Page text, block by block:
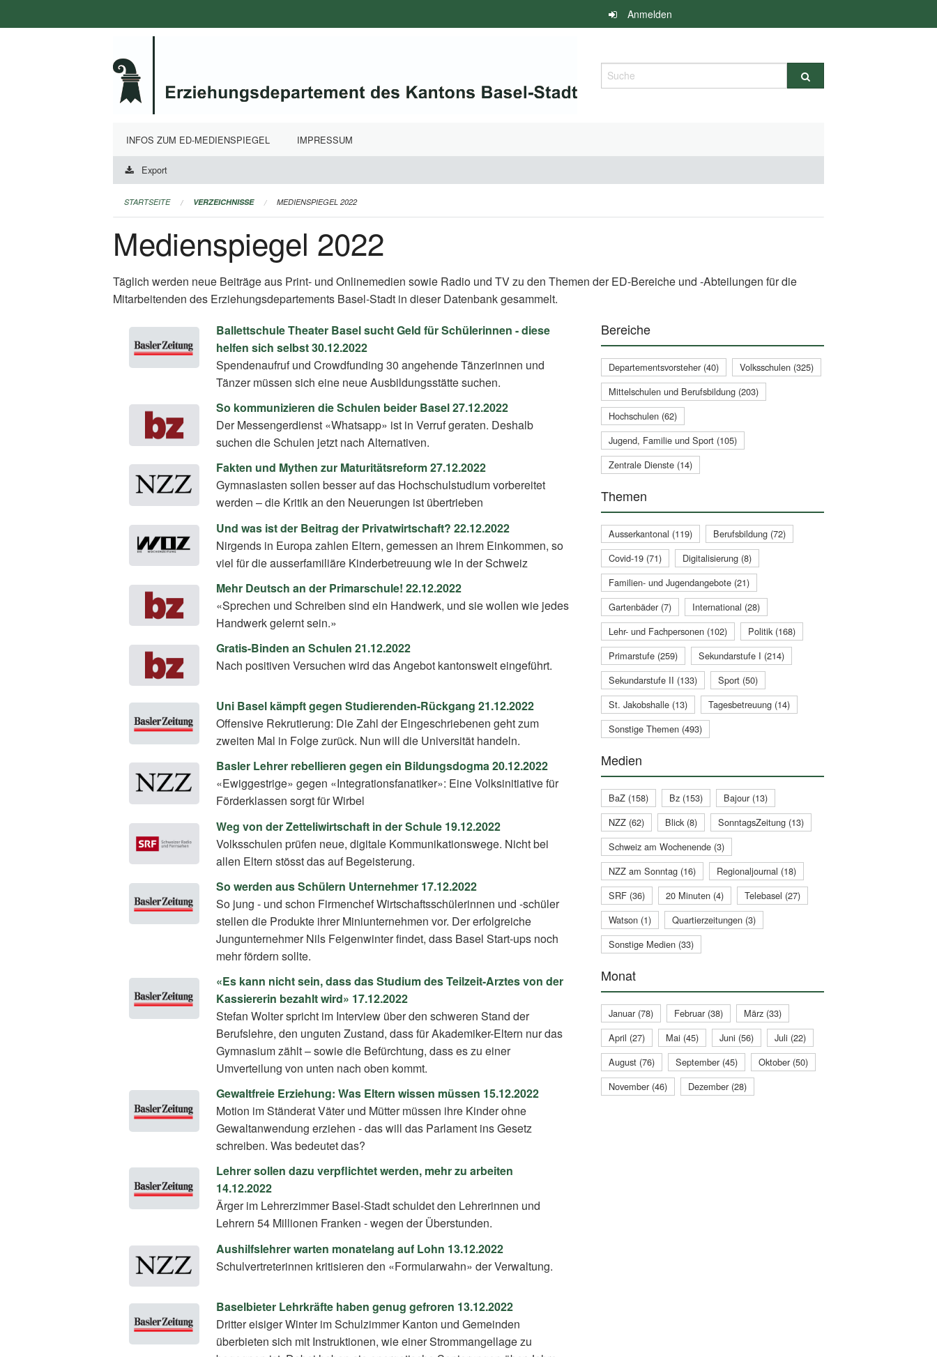
überspringen
Anmelden
Suche
INFOS ZUM ED-MEDIENSPIEGEL IMPRESSUM
Export
STARTSEITE VERZEICHNISSE MEDIENSPIEGEL 2022
Medienspiegel 2022
Täglich werden neue Beiträge aus Print- und Onlinemedien sowie Radio und TV zu den Themen der ED-Bereiche und -Abteilungen für die
Mitarbeitenden des Erziehungsdepartements Basel-Stadt in dieser Datenbank gesammelt.
Ballettschule Theater Basel sucht Geld für Schülerinnen - diese
helfen sich selbst 30.12.2022
Spendenaufruf und Crowdfunding 30 angehende Tänzerinnen und
Tänzer müssen sich eine neue Ausbildungsstätte suchen.
So kommunizieren die Schulen beider Basel 27.12.2022
Der Messengerdienst «Whatsapp» ist in Verruf geraten. Deshalb
suchen die Schulen jetzt nach Alternativen.
Fakten und Mythen zur Maturitätsreform 27.12.2022
Gymnasiasten sollen besser auf das Hochschulstudium vorbereitet
werden – die Kritik an den Neuerungen ist übertrieben
Und was ist der Beitrag der Privatwirtschaft? 22.12.2022
Nirgends in Europa zahlen Eltern, gemessen an ihrem Einkommen, so
viel für die ausserfamiliäre Kinderbetreuung wie in der Schweiz
Mehr Deutsch an der Primarschule! 22.12.2022
«Sprechen und Schreiben sind ein Handwerk, und sie wollen wie jedes
Handwerk gelernt sein.»
Gratis-Binden an Schulen 21.12.2022
Nach positiven Versuchen wird das Angebot kantonsweit eingeführt.
Uni Basel kämpft gegen Studierenden-Rückgang 21.12.2022
Offensive Rekrutierung: Die Zahl der Eingeschriebenen geht zum
zweiten Mal in Folge zurück. Nun will die Universität handeln.
Basler Lehrer rebellieren gegen ein Bildungsdogma 20.12.2022
«Ewiggestrige» gegen «Integrationsfanatiker»: Eine Volksinitiative für
Förderklassen sorgt für Wirbel
Weg von der Zetteliwirtschaft in der Schule 19.12.2022
Volksschulen prüfen neue, digitale Kommunikationswege. Nicht bei
allen Eltern stösst das auf Begeisterung.
So werden aus Schülern Unternehmer 17.12.2022
So jung - und schon Firmenchef Wirtschaftsschülerinnen und -schüler
stellen die Produkte ihrer Miniunternehmen vor. Der erfolgreiche
Jungunternehmer Nils Feigenwinter findet, dass Basel Start-ups noch
mehr fördern sollte.
«Es kann nicht sein, dass das Studium des Teilzeit-Arztes von der
Kassiererin bezahlt wird» 17.12.2022
Stefan Wolter spricht im Interview über den schweren Stand der
Berufslehre, den unguten Zustand, dass für Akademiker-Eltern nur das
Gymnasium zählt – sowie die Befürchtung, dass es zu einer
Umverteilung von unten nach oben kommt.
Gewaltfreie Erziehung: Was Eltern wissen müssen 15.12.2022
Motion im Ständerat Väter und Mütter müssen ihre Kinder ohne
Gewaltanwendung erziehen - das will das Parlament ins Gesetz
schreiben. Was bedeutet das?
Lehrer sollen dazu verpflichtet werden, mehr zu arbeiten
14.12.2022
Ärger im Lehrerzimmer Basel-Stadt schuldet den Lehrerinnen und
Lehrern 54 Millionen Franken - wegen der Überstunden.
Aushilfslehrer warten monatelang auf Lohn 13.12.2022
Schulvertreterinnen kritisieren den «Formularwahn» der Verwaltung.
Baselbieter Lehrkräfte haben genug gefroren 13.12.2022
Dritter eisiger Winter im Schulzimmer Kanton und Gemeinden
überbieten sich mit Instruktionen, wie einer Strommangellage zu
Bereiche
Departementsvorsteher (40)
Volksschulen (325)
Mittelschulen und Berufsbildung (203)
Hochschulen (62)
Jugend, Familie und Sport (105)
Zentrale Dienste (14)
Themen
Ausserkantonal (119)
Berufsbildung (72)
Covid-19 (71)
Digitalisierung (8)
Familien- und Jugendangebote (21)
Gartenbäder (7)
International (28)
Lehr- und Fachpersonen (102)
Politik (168)
Primarstufe (259)
Sekundarstufe I (214)
Sekundarstufe II (133)
Sport (50)
St. Jakobshalle (13)
Tagesbetreuung (14)
Sonstige Themen (493)
Medien
BaZ (158) Bz (153)
Bajour (13)
NZZ (62)
Blick (8)
SonntagsZeitung (13)
Schweiz am Wochenende (3)
NZZ am Sonntag (16)
Regionaljournal (18)
SRF (36)
20 Minuten (4)
Telebasel (27)
Watson (1)
Quartierzeitungen (3)
Sonstige Medien (33)
Monat
Januar (78) Februar (38)
März (33)
April (27)
Mai (45) Juni (56)
Juli (22)
August (76)
September (45)
Oktober (50)
November (46)
Dezember (28)